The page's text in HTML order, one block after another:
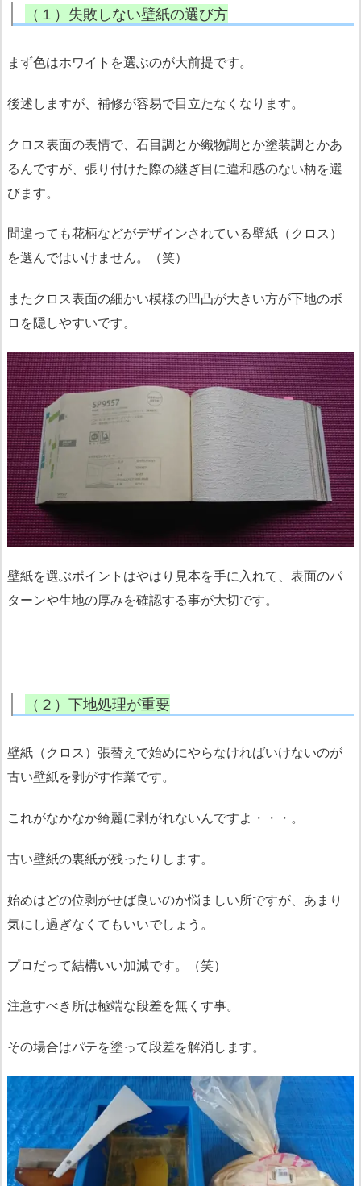
（１）失敗しない壁紙の選び方
まず色はホワイトを選ぶのが大前提です。
後述しますが、補修が容易で目立たなくなります。
クロス表面の表情で、石目調とか織物調とか塗装調とかあ
るんですが、張り付けた際の継ぎ目に違和感のない柄を選
びます。
間違っても花柄などがデザインされている壁紙（クロス）
を選んではいけません。（笑）
またクロス表面の細かい模様の凹凸が大きい方が下地のボ
ロを隠しやすいです。
壁紙を選ぶポイントはやはり見本を手に入れて、表面のパ
ターンや生地の厚みを確認する事が大切です。
（２）下地処理が重要
壁紙（クロス）張替えで始めにやらなければいけないのが
古い壁紙を剥がす作業です。
これがなかなか綺麗に剥がれないんですよ・・・。
古い壁紙の裏紙が残ったりします。
始めはどの位剥がせば良いのか悩ましい所ですが、あまり
気にし過ぎなくてもいいでしょう。
プロだって結構いい加減です。（笑）
注意すべき所は極端な段差を無くす事。
その場合はパテを塗って段差を解消します。